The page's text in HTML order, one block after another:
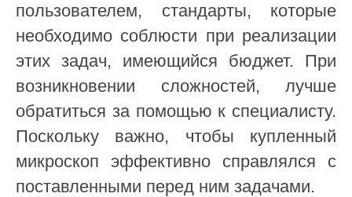
пользователем, стандарты, которые
необходимо соблюсти при реализации
этих задач, имеющийся бюджет. При
возникновении сложностей, лучше
обратиться за помощью к специалисту.
Поскольку важно, чтобы купленный
микроскоп эффективно справлялся с
поставленными перед ним задачами.